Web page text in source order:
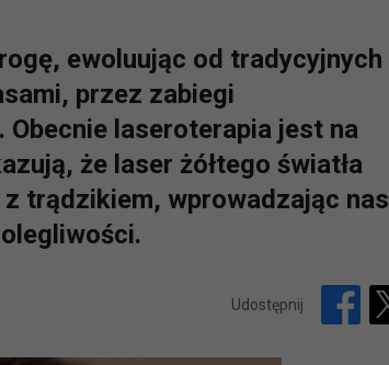
ewoluując od tradycyjnych
przez zabiegi
laseroterapia jest na
że laser żółtego światła
trądzikiem, wprowadzając nas
Udostępnij